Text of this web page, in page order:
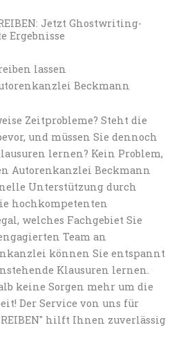
Jetzt Ghostwriting-
Ergebnisse
Beckmann
Zeitprobleme? Steht die
und müssen Sie dennoch
lernen? Kein Problem,
Autorenkanzlei Beckmann
Unterstützung durch
hochkompetenten
welches Fachgebiet Sie
Team an
können Sie entspannt
Klausuren lernen.
keine Sorgen mehr um die
Der Service von uns für
hilft Ihnen zuverlässig